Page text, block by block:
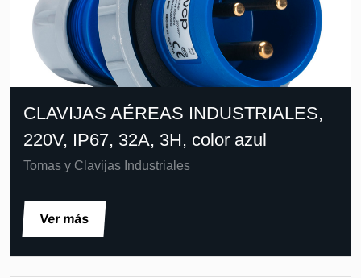
CLAVIJAS AÉREAS INDUSTRIALES,
220V, IP67, 32A, 3H, color azul
Tomas y Clavijas Industriales
Ver más